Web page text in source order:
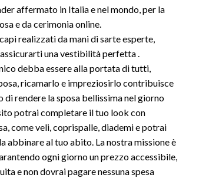
affermato in Italia e nel mondo, per la
e da cerimonia online.
realizzati da mani di sarte esperte,
una vestibilità perfetta .
debba essere alla portata di tutti,
ricamarlo e impreziosirlo contribuisce
di rendere la sposa bellissima nel giorno
potrai completare il tuo look con
come veli, coprispalle, diademi e potrai
abbinare al tuo abito. La nostra missione è
ogni giorno un prezzo accessibile,
e non dovrai pagare nessuna spesa